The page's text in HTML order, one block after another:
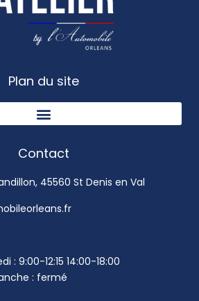
Plan du site
Contact
45560 St Denis en Val
: 9:00-12:15 14:00-18:00
: fermé